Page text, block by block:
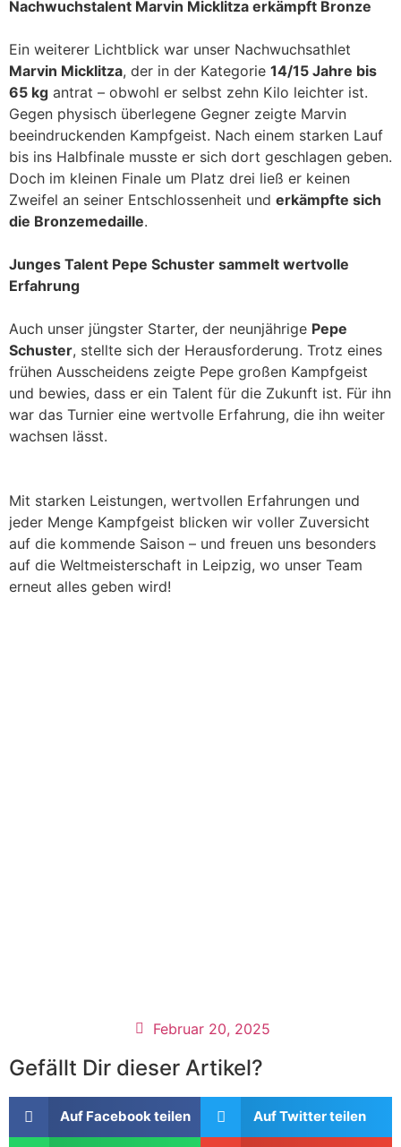
Nachwuchstalent Marvin Micklitza erkämpft Bronze
Ein weiterer Lichtblick war unser Nachwuchsathlet
Marvin Micklitza, der in der Kategorie 14/15 Jahre bis
65 kg antrat – obwohl er selbst zehn Kilo leichter ist.
Gegen physisch überlegene Gegner zeigte Marvin
beeindruckenden Kampfgeist. Nach einem starken Lauf
bis ins Halbfinale musste er sich dort geschlagen geben.
Doch im kleinen Finale um Platz drei ließ er keinen
Zweifel an seiner Entschlossenheit und erkämpfte sich
die Bronzemedaille.
Junges Talent Pepe Schuster sammelt wertvolle
Erfahrung
Auch unser jüngster Starter, der neunjährige Pepe
Schuster, stellte sich der Herausforderung. Trotz eines
frühen Ausscheidens zeigte Pepe großen Kampfgeist
und bewies, dass er ein Talent für die Zukunft ist. Für ihn
war das Turnier eine wertvolle Erfahrung, die ihn weiter
wachsen lässt.
Mit starken Leistungen, wertvollen Erfahrungen und
jeder Menge Kampfgeist blicken wir voller Zuversicht
auf die kommende Saison – und freuen uns besonders
auf die Weltmeisterschaft in Leipzig, wo unser Team
erneut alles geben wird!
Februar 20, 2025
Gefällt Dir dieser Artikel?
Auf Facebook teilen Auf Twitter teilen